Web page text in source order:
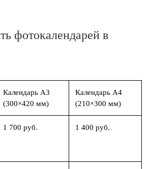
фотокалендарей в
Календарь А3
(300×420 мм)
Календарь А4
(210×300 мм)
1 700 руб. 1 400 руб.